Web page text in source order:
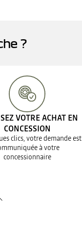
?
VOTRE ACHAT EN
CONCESSION
clics, votre demande est
à votre
concessionnaire